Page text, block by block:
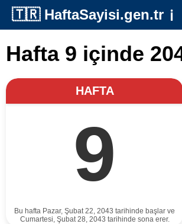
🇹🇷 HaftaSayisi.gen.tr ℹ️
Hafta 9 içinde
HAFTA
9
Bu hafta Pazar, Şubat 22, 2043 tarihinde başlar ve
Cumartesi, Şubat 28, 2043 tarihinde sona erer.